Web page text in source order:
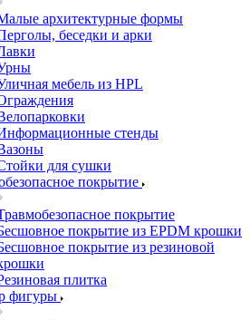
архитектурные формы
беседки и арки
мебель из HPL
стенды
для сушки
покрытие
покрытие
покрытие из EPDM крошки
покрытие из резиновой
плитка
фигуры